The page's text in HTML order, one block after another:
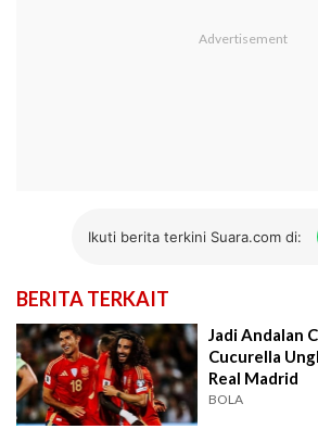
Ikuti berita terkini Suara.com di:
BERITA TERKAIT
Jadi Andalan
Cucurella
Real Madrid
BOLA